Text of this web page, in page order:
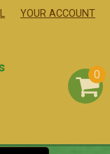
0
YOUR ACCOUNT